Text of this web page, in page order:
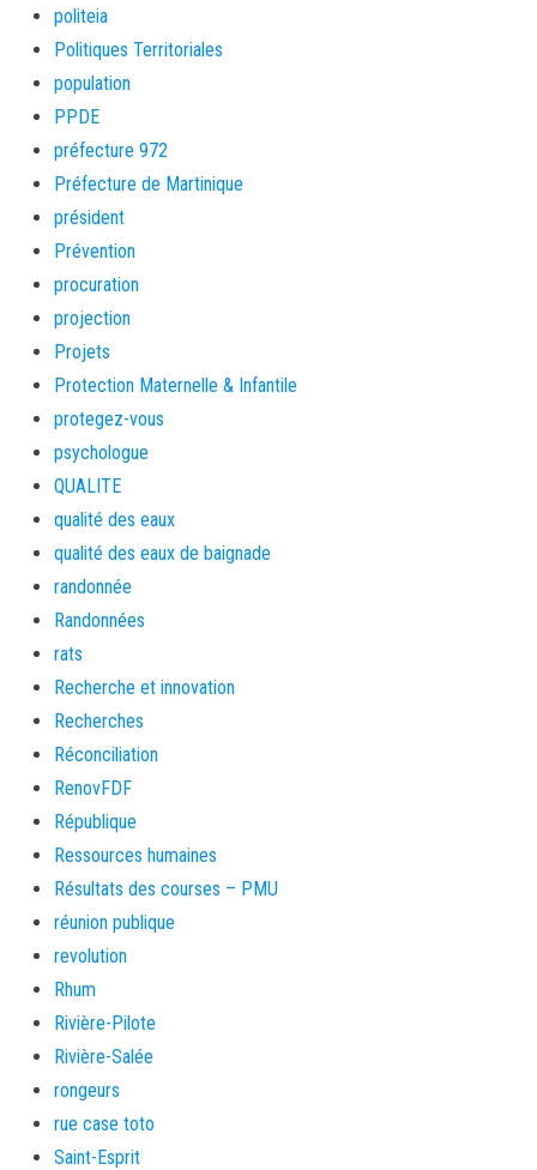
politeia
Politiques Territoriales
population
PPDE
préfecture 972
Préfecture de Martinique
président
Prévention
procuration
projection
Projets
Protection Maternelle & Infantile
protegez-vous
psychologue
QUALITE
qualité des eaux
qualité des eaux de baignade
randonnée
Randonnées
rats
Recherche et innovation
Recherches
Réconciliation
RenovFDF
République
Ressources humaines
Résultats des courses – PMU
réunion publique
revolution
Rhum
Rivière-Pilote
Rivière-Salée
rongeurs
rue case toto
Saint-Esprit